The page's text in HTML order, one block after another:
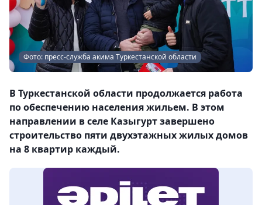
Фото: пресс-служба акима Туркестанской области
В Туркестанской области продолжается работа
по обеспечению населения жильем. В этом
направлении в селе Казыгурт завершено
строительство пяти двухэтажных жилых домов
на 8 квартир каждый.